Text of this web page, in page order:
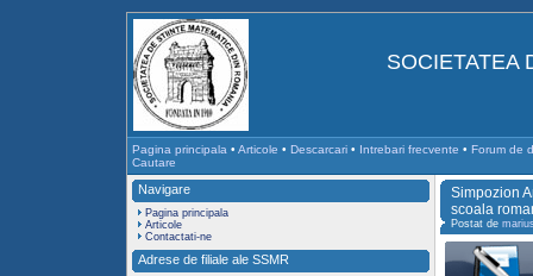
SOCIETATEA
Pagina principala • Articole • Descarcari • Intrebari frecvente • Forum de
Cautare
Navigare
Pagina principala
Articole
Contactati-ne
Adrese de filiale ale SSMR
Simpozion
scoala
Postat de